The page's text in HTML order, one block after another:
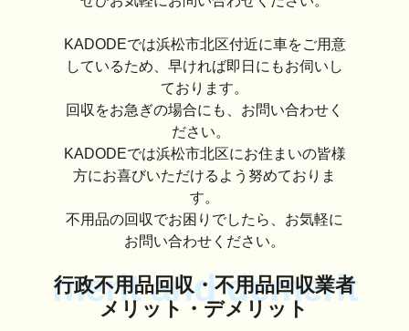
KADODEでは浜松市北区付近に車をご用意
しているため、早ければ即日にもお伺いし
ております。
回収をお急ぎの場合にも、お問い合わせく
ださい。
KADODEでは浜松市北区にお住まいの皆様
方にお喜びいただけるよう努めておりま
す。
不用品の回収でお困りでしたら、お気軽に
お問い合わせください。
merit and demerit
行政不用品回収・不用品回収業者
メリット・デメリット